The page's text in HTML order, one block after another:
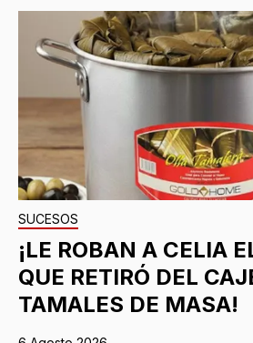
SUCESOS
¡LE ROBAN A CELIA
QUE RETIRÓ DEL
TAMALES DE MASA!